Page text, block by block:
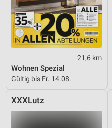
21,6 km
Wohnen Spezial
Gültig bis Fr. 14.08.
XXXLutz